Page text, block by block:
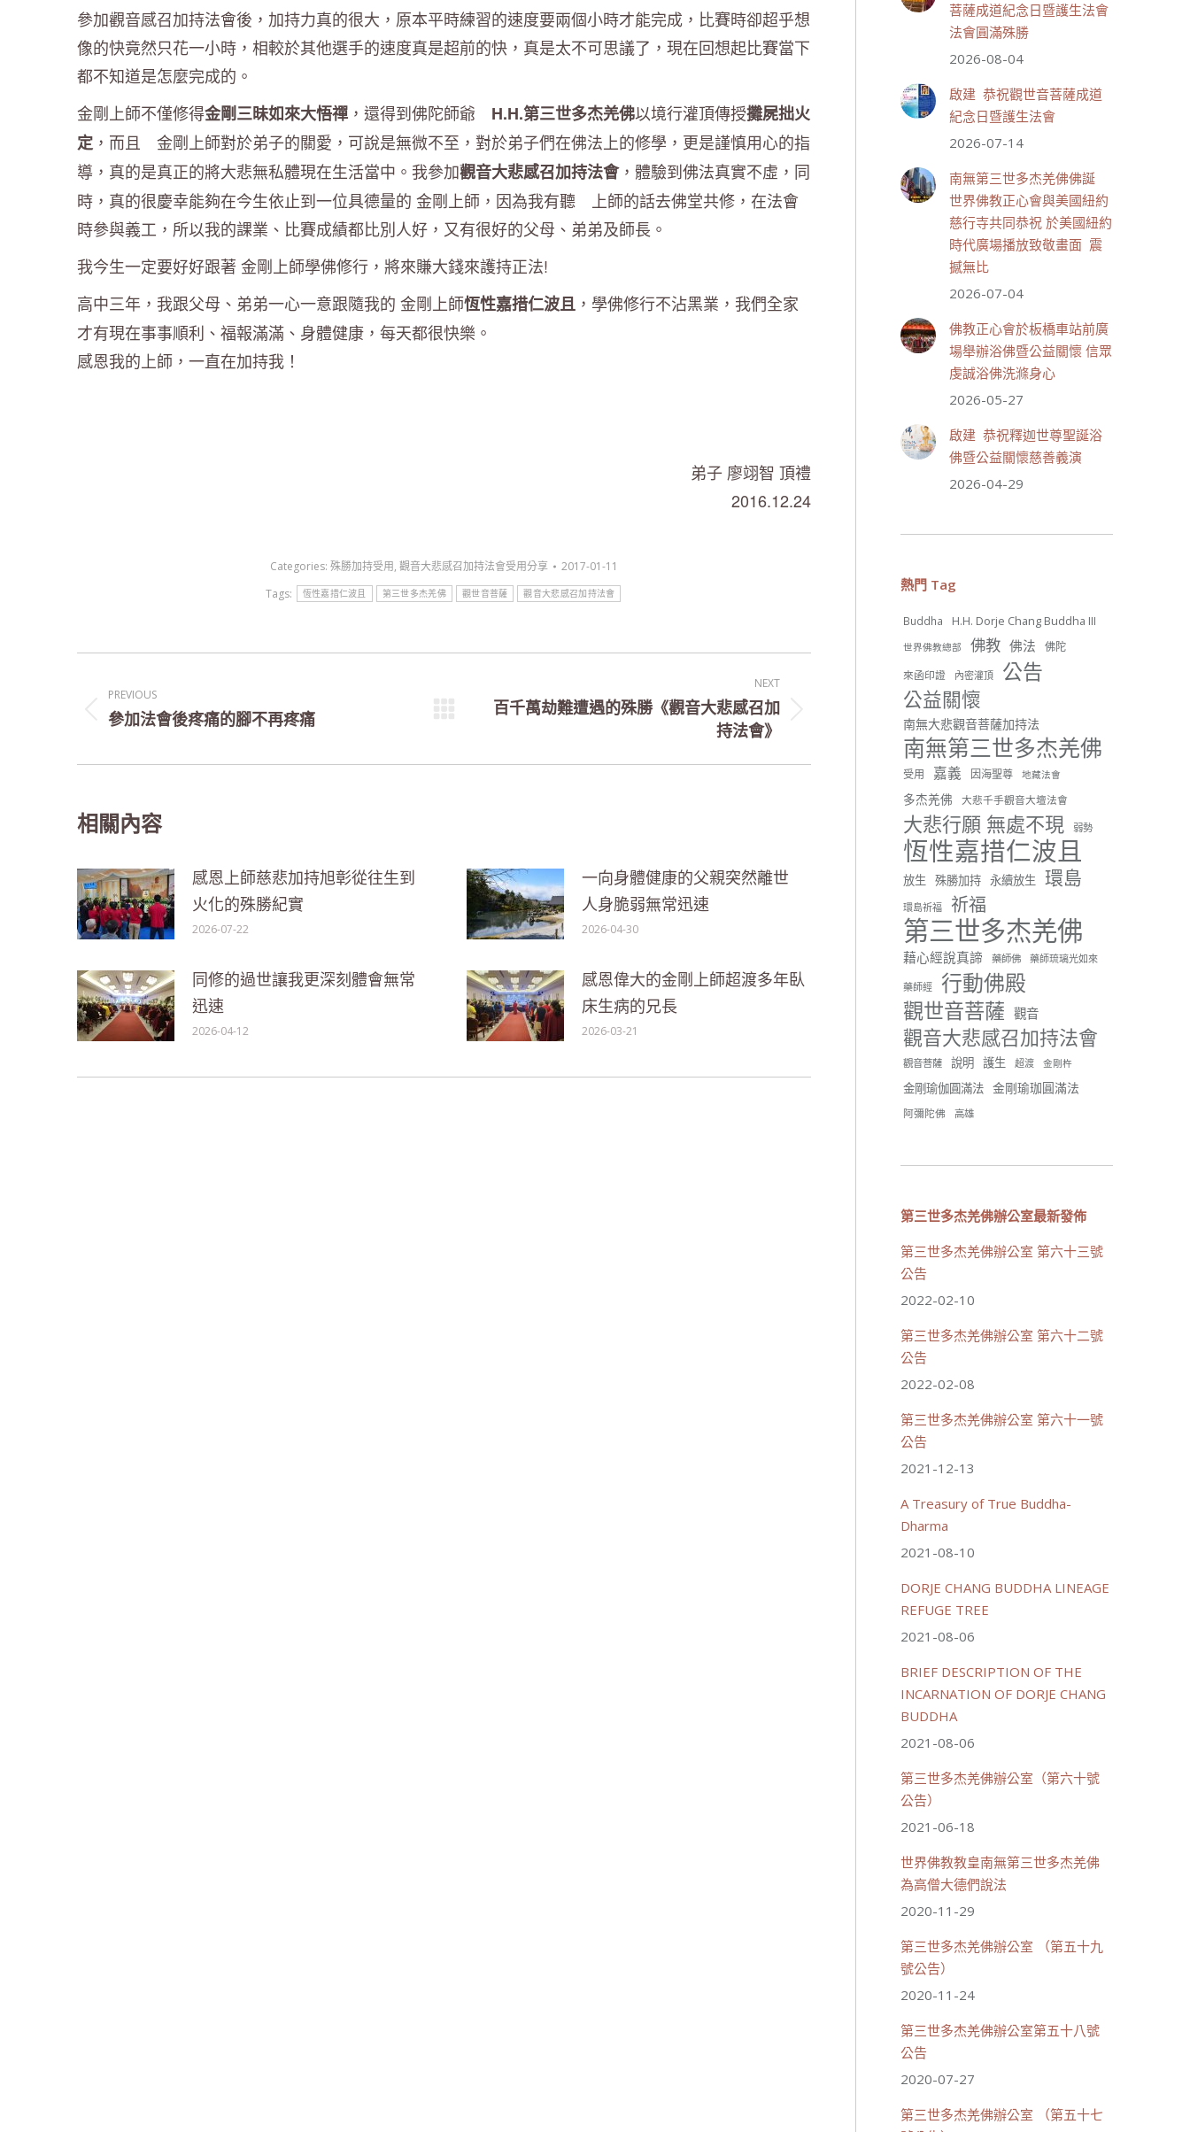
參加觀音感召加持法會後，加持力真的很大，原本平時練習的速度要兩個小時才能完成，比賽時卻超乎想
像的快竟然只花一小時，相較於其他選手的速度真是超前的快，真是太不可思議了，現在回想起比賽當下
都不知道是怎麼完成的。
金剛上師不僅修得金剛三昧如來大悟禪 ，還得到佛陀師爺 H.H.第三世多杰羌佛以境行灌頂傳授攤屍拙火
定 ，而且 金剛上師對於弟子的關愛，可說是無微不至，對於弟子們在佛法上的修學，更是謹慎用心的指
導，真的是真正的將大悲無私體現在生活當中。我參加觀音大悲感召加持法會，體驗到佛法真實不虛，同
時，真的很慶幸能夠在今生依止到一位具德量的 金剛上師，因為我有聽 上師的話去佛堂共修，在法會
時參與義工，所以我的課業、比賽成績都比別人好，又有很好的父母、弟弟及師長。
我今生一定要好好跟著 金剛上師學佛修行，將來賺大錢來護持正法!
高中三年，我跟父母、弟弟一心一意跟隨我的 金剛上師恆性嘉措仁波且 ，學佛修行不沾黑業，我們全家
才有現在事事順利、福報滿滿、身體健康，每天都很快樂。
感恩我的上師，一直在加持我！
弟子 廖翊智 頂禮
2016.12.24
Categories:殊勝加持受用,觀音大悲感召加持法會受用分享
2017-01-11
Tags:
恆性嘉措仁波且 第三世多杰羌佛 觀世音菩薩 觀音大悲感召加持法會
navigation
PREVIOUS
Previous
參加法會後疼痛的腳不再疼痛
NEXT
Next
百千萬劫難遭遇的殊勝《觀音大悲感召加
持法會》
相關內容
感恩上師慈悲加持旭彰從往生到
火化的殊勝紀實
2026-07-22
一向身體健康的父親突然離世
人身脆弱無常迅速
2026-04-30
同修的過世讓我更深刻體會無常
迅速
2026-04-12
感恩偉大的金剛上師超渡多年臥
床生病的兄長
2026-03-21
111 33 則留言
分享
世界佛教正心會
週日（7/19）將於世界佛教正
心會金龜山三寶殿... 觀看更多
分享
世界佛教正心會
週日（7/19）將於世界佛教正
心會金龜山三寶殿... 觀看更多
世界佛教正心會
June 22, 2026, 10:11 AM
[世界佛教正心會 新聞報導]
正心會行善列車開向花蓮基
隆， 關心榮民、榮眷及遺孤！
#正心會
#新北記者職業工會
#基隆榮服處
#花蓮榮家
91 42 則留言
分享
世界佛教正心會
June 21, 2026, 12:54 AM
週日（6/21）將於世界佛教正
心會金龜山三寶殿... 觀看更多
分享
載入更多
菩薩成道紀念日暨護生法會
法會圓滿殊勝
2026-08-04
啟建 恭祝觀世音菩薩成道
紀念日暨護生法會
2026-07-14
南無第三世多杰羌佛佛誕
世界佛教正心會與美國紐約
慈行寺共同恭祝 於美國紐約
時代廣場播放致敬畫面 震
撼無比
2026-07-04
佛教正心會於板橋車站前廣
場舉辦浴佛暨公益關懷 信眾
虔誠浴佛洗滌身心
2026-05-27
啟建 恭祝釋迦世尊聖誕浴
佛暨公益關懷慈善義演
2026-04-29
熱門 Tag
Buddha H.H. Dorje Chang Buddha III
世界佛教總部 佛教 佛法 佛陀
來函印證 內密灌頂 公告
公益關懷
南無大悲觀音菩薩加持法
南無第三世多杰羌佛
受用 嘉義 因海聖尊 地藏法會
多杰羌佛 大悲千手觀音大壇法會
大悲行願 無處不現 弱勢
恆性嘉措仁波且
放生 殊勝加持 永續放生 環島
環島祈福 祈福
第三世多杰羌佛
藉心經說真諦 藥師佛 藥師琉璃光如來
藥師經 行動佛殿
觀世音菩薩 觀音
觀音大悲感召加持法會
觀音菩薩 說明 護生 超渡 金剛杵
金剛瑜伽圓滿法 金剛瑜珈圓滿法
阿彌陀佛 高雄
第三世多杰羌佛辦公室最新發佈
第三世多杰羌佛辦公室 第六十三號
公告
2022-02-10
第三世多杰羌佛辦公室 第六十二號
公告
2022-02-08
第三世多杰羌佛辦公室 第六十一號
公告
2021-12-13
A Treasury of True Buddha-
Dharma
2021-08-10
DORJE CHANG BUDDHA LINEAGE
REFUGE TREE
2021-08-06
BRIEF DESCRIPTION OF THE
INCARNATION OF DORJE CHANG
BUDDHA
2021-08-06
第三世多杰羌佛辦公室（第六十號
公告）
2021-06-18
世界佛教教皇南無第三世多杰羌佛
為高僧大德們說法
2020-11-29
第三世多杰羌佛辦公室 （第五十九
號公告）
2020-11-24
第三世多杰羌佛辦公室第五十八號
公告
2020-07-27
第三世多杰羌佛辦公室 （第五十七